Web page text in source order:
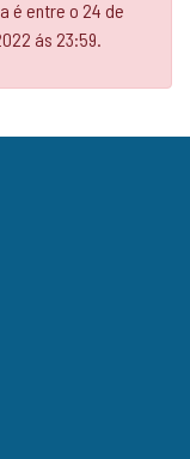
é entre o 24 de
ás 23:59.